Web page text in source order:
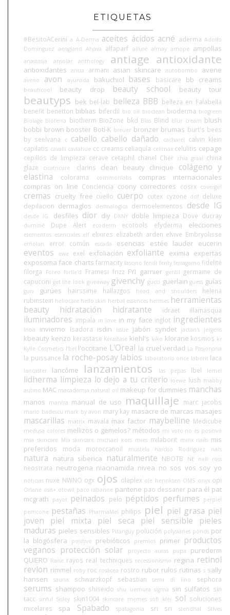
ETIQUETAS
#BesitoACerini a A-Derma aceites ácidos acné aderma Adolfo
Domínguez aengland Ahava alfaparf allure almay amope ampollas
anastasia ansolar anthology antiage antioxidante
antioxidantes anua armani asian skincare autobombo avene
aveno avon ayurvida bakuchiol bases basicare bb creams
beauticool beauty drop beauty school beauty tour
beautyps bek bel-lab belleza BBB belleza en Falabella
benefit benetton biblias biferdil bio oil bioclean bioderma biogreen
Biolage bioterra biotherm BioZone bkd Blas Blind blur cream blush
bobbi brown booster Boti-K breuer bronzer brumas burt's bees
by seelvana
c cabello cabello dañado cacharel
calvin klein
capilatis cavalli caviahue cc creams celiaquía celimax celulitis cepage
cepillos de limpieza cerave cetaphil chanel Cher chia graal china
glaze
cicatricure. clarins clean beauty clinique
colágeno y
elastina
colorama commonlabs
compras internacionales
compras on line Conciencia coony correctores cosrx covergirl
cremas cruelty free cuello cuerpo cutex cyzone ddf deluxe
depilacion dermaglos dermalogica dermoelementos desde IG
desde IG. desfiles dior diy DKNY doble limpieza Dove ducray
dumitié Dupe Alert ecoderm ecotools efyderma elecciones
elementos esenciales elf elixires elizabeth arden elvive Embryolisse
emolan error común escada esencias estée lauder eucerin
eventos ewe exel exfoliación exfoliante eximia expertas
exposoma face charts farmacity fascino fendi fenty ferragamo fidelité
filorga
Foreo forlle'd Framesi frizz FYI garnier gentil germaine de
capuccini get the look giveaway givenchy gucci guerlain guess guías
guiv gurúes hairssime hallazgos head and shoulders
helena
rubinstein heliocare hello skin herbal essences hermes herramientas
beauty
hidratación hidratante idraet illamasqua
iluminadores impala in love in my face inglot ingredientes
Inoa invierno Isadora isdin issue jabón syndet jactan's jergens
kbeauty kenzo kerastase Kérastase kiehl's kiko klorane kosmos kr
Kylie Cosmetics l'bel l'occitane L'Oreal la cruel verdad La Pasionaria
la puissance la roche-posay labios laboratorio once laborit laca
lancaster lancôme lanzamientos las pepas lbel lemel
lidherma limpieza lo dejo a tu criterio loewe lush mabby
autino MAC macadamia natural oil makeup for dummies manchas
manos mantra manual de uso maquillaje marc jacobs
mario badescu mark by avon mary kay masacre de marcas masajes
mascarillas matrix mavala max factor maybelline Medicube
medusa colores mellizos o gemelos? métodos mi voto no es positivo
mia skincare Mía skincare michael kors mies milaborit minx nails mis
preferidos
moda moroccanoil mustela narciso Rodriguez nars
natura natura siberica naturalmente NBOTB NE nell ross
neostrata neutrogena niacinamida nivea no sos vos soy yo
noticias nuxe NWNO ogx ojos olaplex ole henriksen OMS onyx opi
Orlane osis+ otowil paco rabanne pantene pao dessaner para él pat
mcgrath
payot peinados pelo péptidos perfumes
perpiel
perricone pestañas PharmaMel philips piel piel grasa piel
joven
piel mixta piel seca piel sensible
pieles
maduras pieles sensibles Pitanguy polución polysianes ponds por
la blogósfera
positivo prebióticos premios primer productos
veganos protección solar proyecto auras pupa
purederm
QUIERO Raise rayos real techniques recessionismo regina retinol
revlon rimmel roby roc rosácea rostro rubor rulos rutinas s sally
hansen
sauna schwarzkopf sebastian semi di lino sephora
serums shampoo shiseido shu uemura sigma sin sulfatos sin
tacc sinful Sisley skin1004 skincare memes sofí klei sol soluciones
micelares
spa Spabado spatagonia sri sri stendhal StIves